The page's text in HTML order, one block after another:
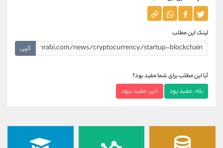
لینک این مطلب
کپی
آیا این مطلب برای شما مفید بود؟
بله ، مفید بود خیر ، مفید نبود